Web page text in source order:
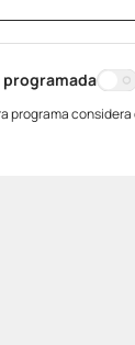
programada
programa